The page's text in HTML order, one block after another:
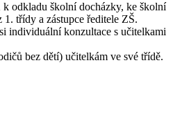
odkladu školní docházky, ke školní
třídy a zástupce ředitele ZŠ.
individuální konzultace s učitelkami
bez dětí) učitelkám ve své třídě.